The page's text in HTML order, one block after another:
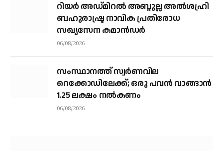
റിയര്‍ അഡ്മിറല്‍ അബ്ദുല്ല അല്‍ശഹ്രി
ബഹുരാഷ്ട്ര നാവിക പ്രതിരോധ
സഖ്യസേന കമാന്‍ഡര്‍
06/08/2026
സംസ്ഥാനത്ത് സ്വര്‍ണവില
റെക്കോഡിലേക്ക്; ഒരു പവന്‍ വാങ്ങാന്‍
1.25 ലക്ഷം നല്‍കണം
06/08/2026